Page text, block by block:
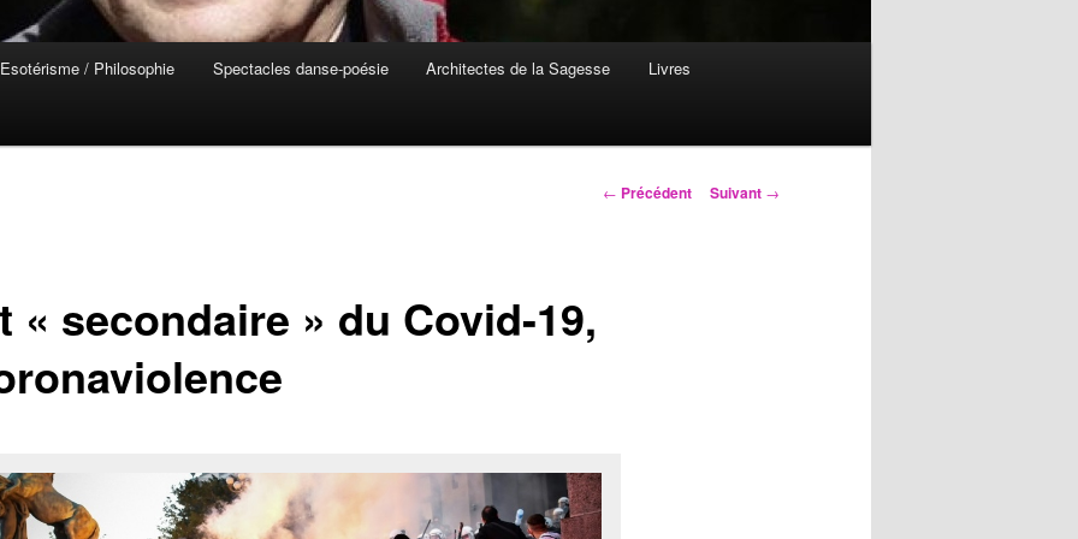
Esotérisme / Philosophie Spectacles danse-poésie Architectes de la Sagesse Livres
Navigation
← Précédent Suivant →
« secondaire » du Covid-19,